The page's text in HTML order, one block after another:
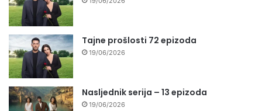
Tajne prošlosti 72 epizoda
19/06/2026
Nasljednik serija – 13 epizoda
19/06/2026